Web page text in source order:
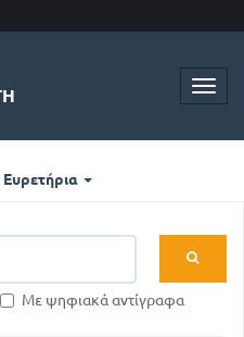
Ευρετήρια
Με ψηφιακά αντίγραφα